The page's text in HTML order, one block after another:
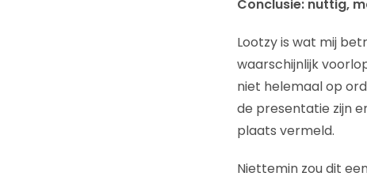
Conclusie: nuttig,
Lootzy is wat mij
waarschijnlijk
niet helemaal op
de presentatie zijn
plaats vermeld.
Niettemin zou dit